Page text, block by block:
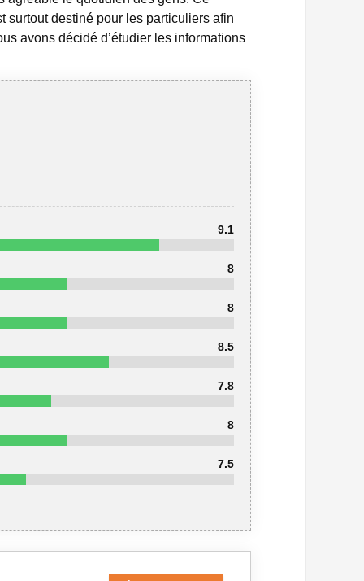
surtout destiné pour les particuliers afin
avons décidé d’étudier les informations
9.1
8
8
8.5
7.8
8
7.5